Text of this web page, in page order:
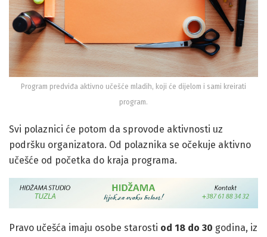
Program predviđa aktivno učešće mladih, koji će dijelom i sami kreirati
program.
Svi polaznici će potom da sprovode aktivnosti uz
podršku organizatora. Od polaznika se očekuje aktivno
učešće od početka do kraja programa.
Pravo učešća imaju osobe starosti od 18 do 30 godina, iz